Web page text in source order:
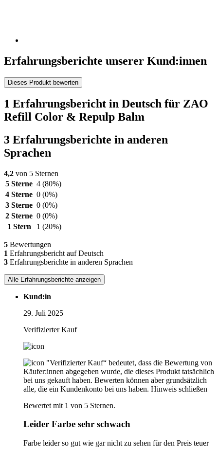
Erfahrungsberichte unserer Kund:innen
Dieses Produkt bewerten
1 Erfahrungsbericht in Deutsch für ZAO
Refill Color & Repulp Balm
3 Erfahrungsberichte in anderen
Sprachen
4,2 von 5 Sternen
5 Sterne 4 (80%)
4 Sterne 0 (0%)
3 Sterne 0 (0%)
2 Sterne 0 (0%)
1 Stern
1 (20%)
5 Bewertungen
1 Erfahrungsbericht auf Deutsch
3 Erfahrungsberichte in anderen Sprachen
Alle Erfahrungsberichte anzeigen
Kund:in
29. Juli 2025
Verifizierter Kauf
"Verifizierter Kauf“ bedeutet, dass die Bewertung von
Käufer:innen abgegeben wurde, die dieses Produkt tatsächlich
bei uns gekauft haben. Bewerten können aber grundsätzlich
alle, die ein Kundenkonto bei uns haben. Hinweis schließen
Bewertet mit 1 von 5 Sternen.
Leider Farbe sehr schwach
Farbe leider so gut wie gar nicht zu sehen für den Preis teuer